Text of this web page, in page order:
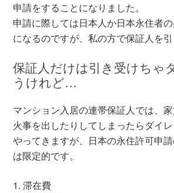
申請をすることになりました。
申請に際しては日本人か日本永住者
になるのですが、私の方で保証人を引
保証人だけは引き受けちゃ
うけれど…
マンション入居の連帯保証人では、
火事を出したりしてしまったらダイ
やってきますが、日本の永住許可申
は限定的です。
1. 滞在費